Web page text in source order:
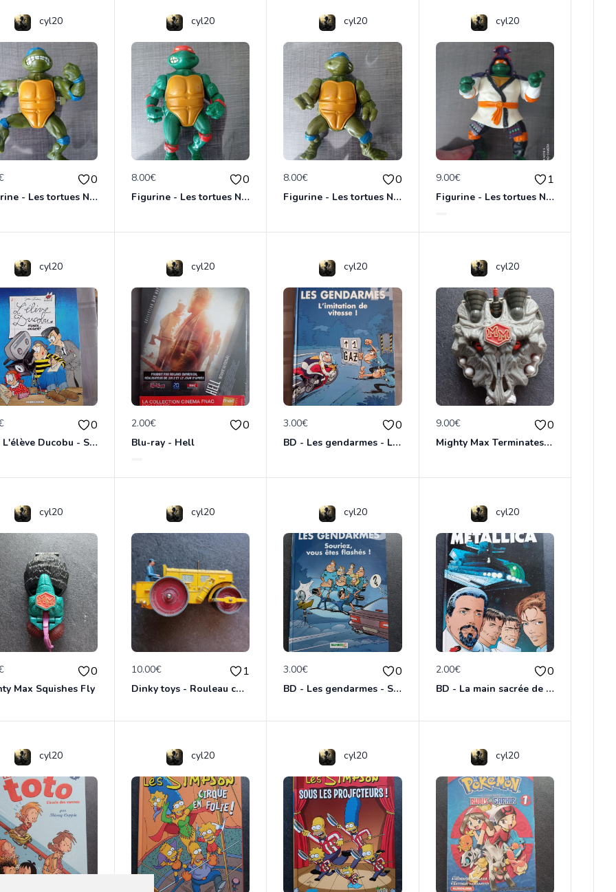
cyl20
0
Figurine - Les tortues Ninja - Leonardo
cyl20
8.00€ 0
Figurine - Les tortues Ninja - Michaelangelo
cyl20
8.00€ 0
Figurine - Les tortues Ninja - Leonardo
cyl20
9.00€ 1
Figurine - Les tortues Ninja - Michelangelo
cyl20
0
BD - L'élève Ducobu - Silence, on copie
cyl20
2.00€ 0
Blu-ray - Hell
cyl20
3.00€ 0
BD - Les gendarmes - L'imitation de vitesse - Tome 14
cyl20
9.00€ 0
Mighty Max Terminates Wolfship 7
cyl20
0
Max Squishes Fly
cyl20
10.00€ 1
Dinky toys - Rouleau compresseur - Richier 90A
cyl20
3.00€ 0
BD - Les gendarmes - Souriez, vous êtes flashés - Tome 5
cyl20
2.00€ 0
BD - La main sacrée de Metallica
cyl20 cyl20 cyl20 cyl20